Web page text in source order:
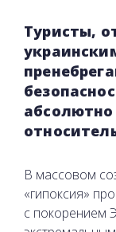
Туристы,
В массовом
«гипоксия»
с покорением